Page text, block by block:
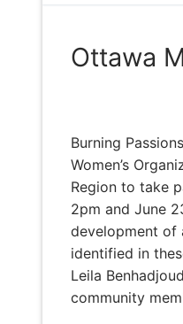
Ottawa
Burning
Women’s
Region to take
2pm and June
development of
identified in
Leila
community